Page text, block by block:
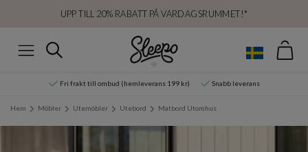
UPP TILL 20% RABATT PÅ VARDAGSRUMMET!*
Sök
Fri frakt till ombud (hemleverans 199 kr) Snabb leverans
Hem Möbler Utemöbler Utebord Matbord Utomhus